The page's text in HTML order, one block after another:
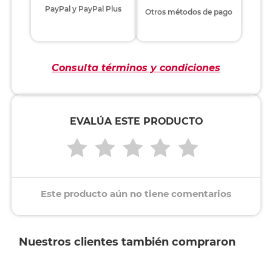
PayPal y PayPal Plus Otros métodos de pago
Consulta términos y condiciones
EVALÚA ESTE PRODUCTO
Este producto aún no tiene comentarios
Nuestros clientes también compraron